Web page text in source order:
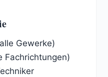
Gewerke)
Fachrichtungen)